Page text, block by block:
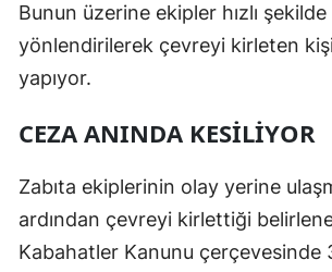
Bunun üzerine ekipler hızlı
yönlendirilerek çevreyi kirleten
yapıyor.
CEZA ANINDA KESİLİYOR
Zabıta ekiplerinin olay yerine
ardından çevreyi kirlettiği
Kabahatler Kanunu çerçevesinde